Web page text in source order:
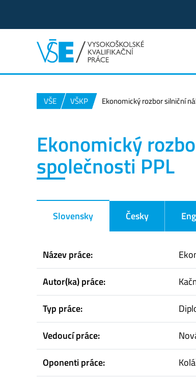
VŠE VŠKP Ekonomický rozbor silniční
Ekonomický
společnosti PPL
Slovensky Česky
Název práce:
Autor(ka) práce:
Typ práce:
Vedoucí práce:
Oponenti práce: